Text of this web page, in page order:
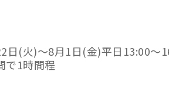
日(火)～8月1日(金)平日13:00～
で1時間程